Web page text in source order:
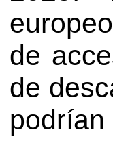
de
de
podrían